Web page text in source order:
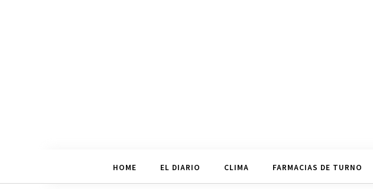
HOME EL DIARIO CLIMA FARMACIAS DE TURNO